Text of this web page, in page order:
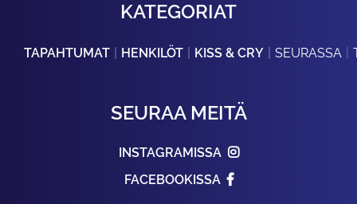
KATEGORIAT
TAPAHTUMAT HENKILÖT KISS & CRY SEURASSA
SEURAA MEITÄ
INSTAGRAMISSA
FACEBOOKISSA